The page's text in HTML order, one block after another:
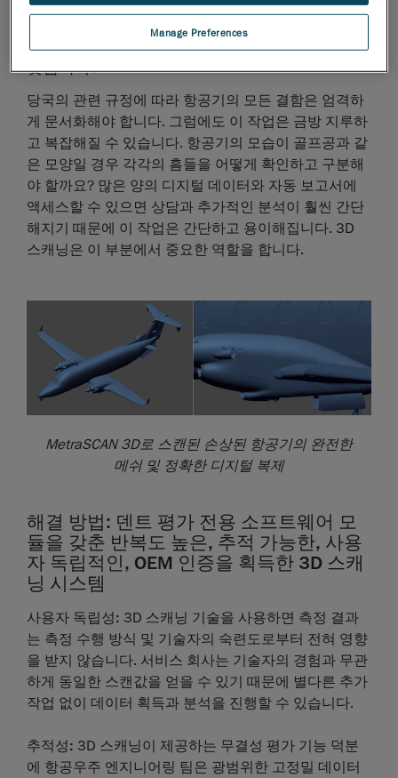
수 있습니다.
항공기의 모든 우박 손상을 문서화하는 방법은 무
엇입니까?
당국의 관련 규정에 따라 항공기의 모든 결함은 엄격하
게 문서화해야 합니다. 그럼에도 이 작업은 금방 지루하
고 복잡해질 수 있습니다. 항공기의 모습이 골프공과 같
은 모양일 경우 각각의 흠들을 어떻게 확인하고 구분해
야 할까요? 많은 양의 디지털 데이터와 자동 보고서에
액세스할 수 있으면 상담과 추가적인 분석이 훨씬 간단
해지기 때문에 이 작업은 간단하고 용이해집니다. 3D
스캐닝은 이 부분에서 중요한 역할을 합니다.
MetraSCAN 3D로 스캔된 손상된 항공기의 완전한
메쉬 및 정확한 디지털 복제
해결 방법: 덴트 평가 전용 소프트웨어 모
듈을 갖춘 반복도 높은, 추적 가능한, 사용
자 독립적인, OEM 인증을 획득한 3D 스캐
닝 시스템
사용자 독립성: 3D 스캐닝 기술을 사용하면 측정 결과
는 측정 수행 방식 및 기술자의 숙련도로부터 전혀 영향
을 받지 않습니다. 서비스 회사는 기술자의 경험과 무관
하게 동일한 스캔값을 얻을 수 있기 때문에 별다른 추가
작업 없이 데이터 획득과 분석을 진행할 수 있습니다.
추적성: 3D 스캐닝이 제공하는 무결성 평가 기능 덕분
에 항공우주 엔지니어링 팀은 광범위한 고정밀 데이터
Manage Preferences